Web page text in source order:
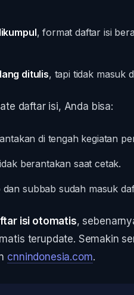
, format daftar isi
ditulis, tapi tidak masuk
daftar isi, Anda bisa:
di tengah kegiatan
berantakan saat cetak.
subbab sudah masuk
isi otomatis,
terupdate. Semakin
cnnindonesia.com.